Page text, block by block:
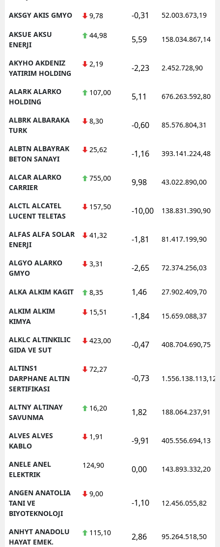
AKSGY AKIS GMYO
9,78 -0,31 52.003.673,19
AKSUE AKSU
ENERJI
44,98 5,59 158.034.867,14
AKYHO AKDENIZ
YATIRIM HOLDING
2,19 -2,23 2.452.728,90
ALARK ALARKO
HOLDING
107,00 5,11 676.263.592,80
ALBRK ALBARAKA
TURK
8,30 -0,60 85.576.804,31
ALBTN ALBAYRAK
BETON SANAYI
25,62 -1,16 393.141.224,48
ALCAR ALARKO
CARRIER
755,00 9,98 43.022.890,00
ALCTL ALCATEL
LUCENT TELETAS
157,50 -10,00 138.831.390,90
ALFAS ALFA SOLAR
ENERJI
41,32 -1,81 81.417.199,90
ALGYO ALARKO
GMYO
3,31 -2,65 72.374.256,03
ALKA ALKIM KAGIT 8,35 1,46 27.902.409,70
ALKIM ALKIM
KIMYA
15,51 -1,84 15.659.088,37
ALKLC ALTINKILIC
GIDA VE SUT
423,00 -0,47 408.704.690,75
ALTINS1
DARPHANE ALTIN
SERTIFIKASI
72,27
-0,73 1.556.138.113,12
ALTNY ALTINAY
SAVUNMA
16,20 1,82 188.064.237,91
ALVES ALVES
KABLO
1,91 -9,91 405.556.694,13
ANELE ANEL
ELEKTRIK
124,90 0,00 143.893.332,20
ANGEN ANATOLIA
TANI VE
BIYOTEKNOLOJI
9,00
-1,10 12.456.055,82
ANHYT ANADOLU
HAYAT EMEK.
115,10 2,86 95.264.518,50